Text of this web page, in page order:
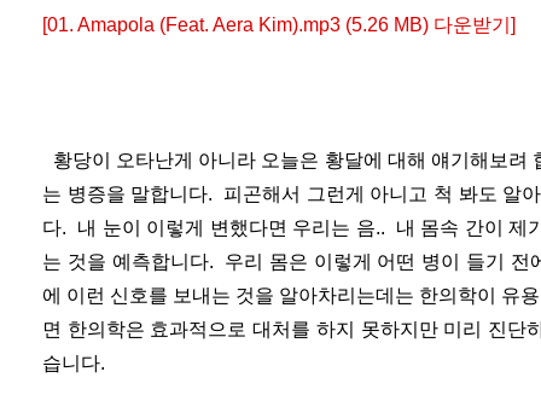
[01. Amapola (Feat. Aera Kim).mp3 (5.26 MB) 다운받기]
황당이 오타난게 아니라 오늘은 황달에 대해 얘기해보
는 병증을 말합니다. 피곤해서 그런게 아니고 척 봐도 알
다. 내 눈이 이렇게 변했다면 우리는 음.. 내 몸속 간이 제
는 것을 예측합니다. 우리 몸은 이렇게 어떤 병이 들기
에 이런 신호를 보내는 것을 알아차리는데는 한의학이 유
면 한의학은 효과적으로 대처를 하지 못하지만 미리 진
습니다.